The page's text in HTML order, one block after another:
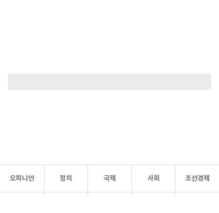
오피니언 정치 국제 사회 조선경제